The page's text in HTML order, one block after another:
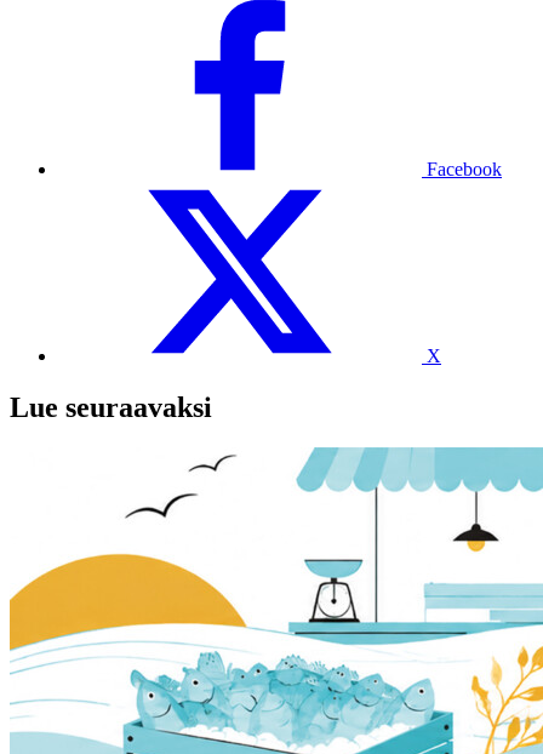
Facebook
X
Lue seuraavaksi